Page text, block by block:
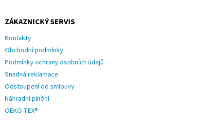
ZÁKAZNICKÝ SERVIS
Kontakty
Obchodní podmínky
Podmínky ochrany osobních údajů
Snadná reklamace
Odstoupení od smlouvy
Náhradní plnění
OEKO-TEX®